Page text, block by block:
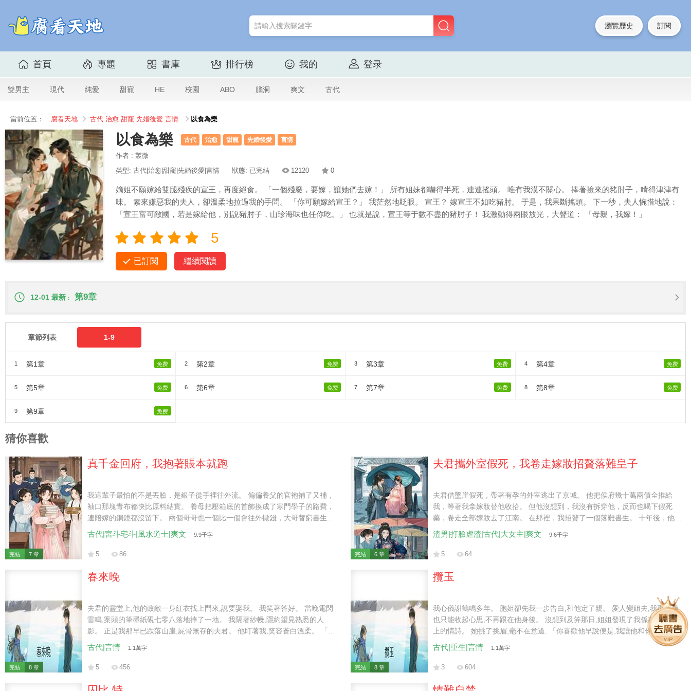
瀏覽歷史 訂閱
首頁 專題 書庫 排行榜 我的 登录
雙男主 現代 純愛 甜寵 HE 校園 ABO 腦洞 爽文 古代
當前位置： 腐看天地 古代 治愈 甜寵 先婚後愛 言情 以食為樂
以食為樂 古代 治愈 甜寵 先婚後愛 言情
作者 : 叢微
类型: 古代|治愈|甜寵|先婚後愛|言情 狀態: 已完結 12120 0
嫡姐不願嫁給雙腿殘疾的宣王，再度絕食。 「一個殘廢，要嫁，讓她們去嫁！」 所有姐妹都嚇得半死，連連搖頭。 唯有我漠不關心。 捧著撿來的豬肘子，啃得津津有
味。 素來嫌惡我的夫人，卻溫柔地拉過我的手問。 「你可願嫁給宣王？」 我茫然地眨眼。 宣王？ 嫁宣王不如吃豬肘。 于是，我果斷搖頭。 下一秒，夫人惋惜地說：
「宣王富可敵國，若是嫁給他，別說豬肘子，山珍海味也任你吃。」 也就是說，宣王等于數不盡的豬肘子！ 我激動得兩眼放光，大聲道： 「母親，我嫁！」
5
已訂閱 繼續閱讀
12-01 最新 第9章
章節列表 1-9
1 第1章 免费 2 第2章 免费 3 第3章 免费 4 第4章 免费
5 第5章 免费 6 第6章 免费 7 第7章 免费 8 第8章 免费
9 第9章 免费
猜你喜歡
完結 7 章
真千金回府，我抱著賬本就跑
我這輩子最怕的不是丟臉，是銀子從手裡往外流。 偏偏養父的官袍補了又補，
袖口那塊青布都快比原料結實。 養母把壓箱底的首飾換成了寒門學子的路費，
連陪嫁的銅鏡都沒留下。 兩個哥哥也一個比一個會往外撒錢，大哥替窮書生交
束脩，二哥把軍餉分給傷兵。 只有我把京裡的銀號開到了第十二家，睡前不數
完當日進賬便合不上眼。 我一直覺得當年抱錯孩子的人手腳不利索，才把我塞
進這麼一個清流窩。 直到一個穿素衣的姑娘捧著殘玉進門，自稱才是顧家流落
頁。 這才像話，我怎麼可能是清流窩裡親生的。 血趕緊驗，包袱我已經叫丫鬟
古代|宮斗宅斗|風水道士|爽文 9.9千字
5 86 完結 6 章
夫君攜外室假死，我卷走嫁妝招贅落難皇子
夫君借墜崖假死，帶著有孕的外室逃出了京城。 他把侯府幾十萬兩債全推給
我，等著我拿嫁妝替他收拾。 但他沒想到，我沒有拆穿他，反而也喝下假死
藥，卷走全部嫁妝去了江南。 在那裡，我招贅了一個落難書生。 十年後，他回
到京城，侯府已經沒了。而我招贅的書生竟是流落民間的皇子，沉冤昭雪後，
我也成了王妃。
渣男|打臉虐渣|古代|大女主|爽文 9.6千字
5 64
完結 8 章
春來晚
夫君的靈堂上,他的政敵一身紅衣找上門來,說要娶我。 我笑著答好。 當晚電閃
雷鳴,案頭的筆墨紙硯七零八落地摔了一地。 我隔著紗幔,隱約望見熟悉的人
影。 正是我那早已跌落山崖,屍骨無存的夫君。 他盯著我,笑容蒼白溫柔。 「娘
子,我是死了,但並未同你和離。」
古代|言情 1.1萬字
5 456 完結 8 章
攬玉
我心儀謝鶴鳴多年。 胞姐卻先我一步告白,和他定了親。 愛人變姐夫,我再難過
也只能收起心思,不再跟在他身後。 沒想到及笄那日,姐姐發現了我係在姻緣樹
上的情詩。 她挑了挑眉,毫不在意道: 「你喜歡他早說便是,我讓他和你在一起就
好了啊,何必麻煩。」 「這樣吧,約會你替我去。」 我自然不肯,姐姐卻下了藥將
我與他鎖在一室之間。 春宵一度,我本做好了青燈古佛一生的準備。 這時謝鶴
鳴又上門,轉而求娶我: 「之前是我認錯了人,我心儀的本就是攬玉,而非攬月。」
好。 比從前更周到妥帖,甚至當眾發誓,說此生不會納妾。 我以為自己也算苦盡
古代|重生|言情 1.1萬字
3 604